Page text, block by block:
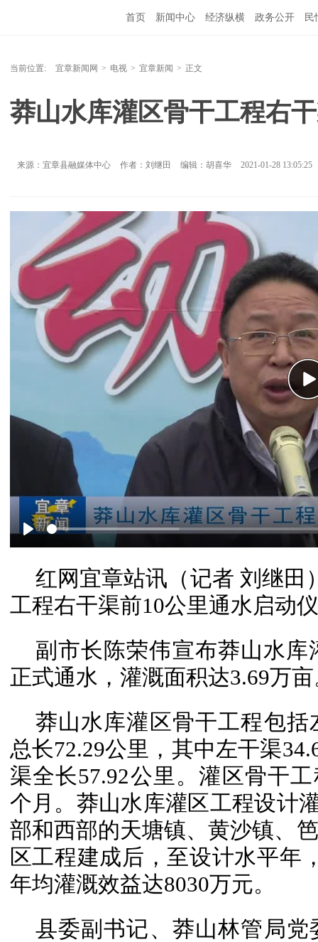
首页 新闻中心 经济纵横 政务公开 民
当前位置: 宜章新闻网 > 电视 > 宜章新闻 > 正文
莽山水库灌区骨干工程右
来源：宜章县融媒体中心 作者：刘继田 编辑：胡喜华 2021-01-28 13:05:25
Play
红网宜章站讯（记者 刘继田
工程右干渠前10公里通水启动
副市长陈荣伟宣布莽山水
正式通水，灌溉面积达3.69万
莽山水库灌区骨干工程包
总长72.29公里，其中左干渠
渠全长57.92公里。灌区骨干
个月。莽山水库灌区工程设计
部和西部的天塘镇、黄沙镇、
区工程建成后，至设计水平年
年均灌溉效益达8030万元。
县委副书记、莽山林管局